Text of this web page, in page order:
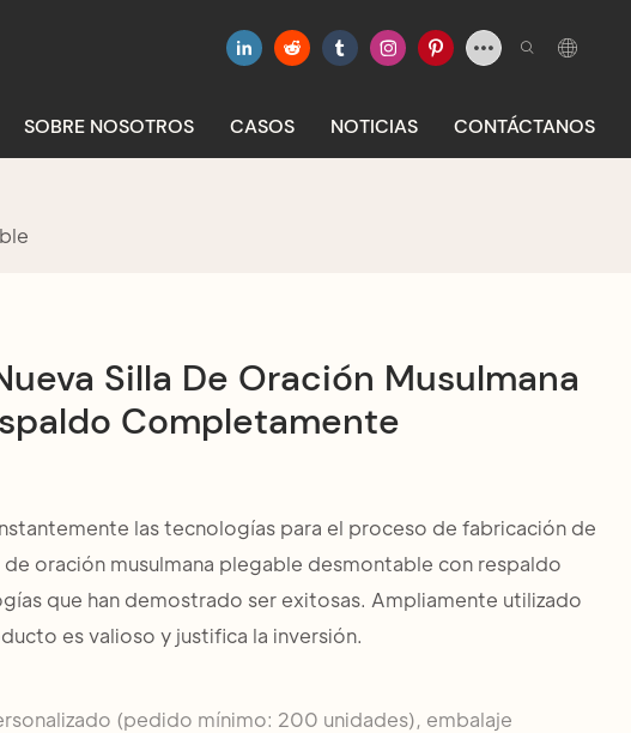
SOBRE NOSOTROS CASOS NOTICIAS CONTÁCTANOS
Silla De Oración Musulmana
Completamente
las tecnologías para el proceso de fabricación de
de oración musulmana plegable desmontable con respaldo
que han demostrado ser exitosas. Ampliamente utilizado
es valioso y justifica la inversión.
(pedido mínimo: 200 unidades), embalaje